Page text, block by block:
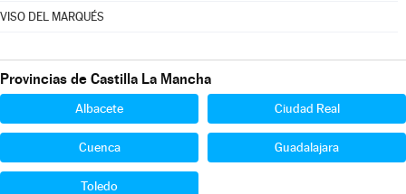
VISO DEL MARQUÉS
Provincias de Castilla La Mancha
Albacete Ciudad Real
Cuenca Guadalajara
Toledo